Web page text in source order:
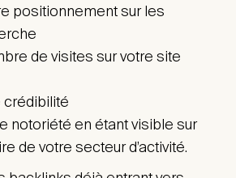
positionnement sur les
de visites sur votre site
crédibilité
notoriété en étant visible sur
de votre secteur d’activité.